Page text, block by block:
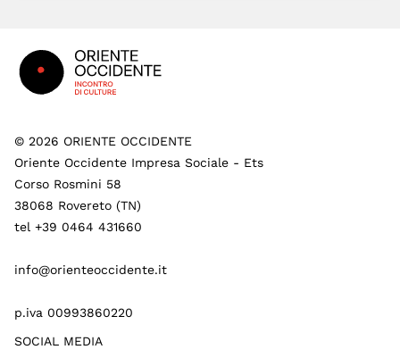
© 2026 ORIENTE OCCIDENTE
Oriente Occidente Impresa Sociale - Ets
Corso Rosmini 58
38068 Rovereto (TN)
tel +39 0464 431660
info@orienteoccidente.it
p.iva 00993860220
SOCIAL MEDIA